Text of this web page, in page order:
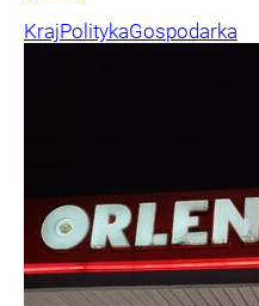
KrajPolitykaGospodarka